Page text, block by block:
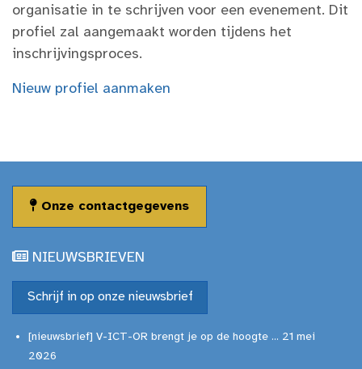
organisatie in te schrijven voor een evenement. Dit
profiel zal aangemaakt worden tijdens het
inschrijvingsproces.
Nieuw profiel aanmaken
Onze contactgegevens
NIEUWSBRIEVEN
Schrijf in op onze nieuwsbrief
[nieuwsbrief] V-ICT-OR brengt je op de hoogte ... 21 mei
2026